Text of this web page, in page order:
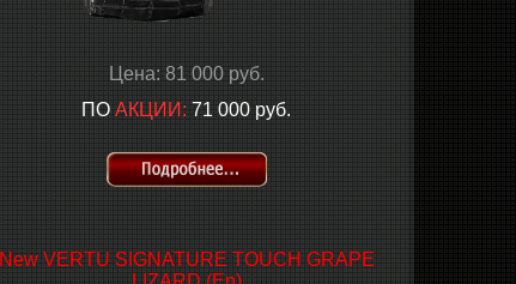
Цена: 81 000 руб.
ПО АКЦИИ: 71 000 руб.
New VERTU SIGNATURE TOUCH GRAPE